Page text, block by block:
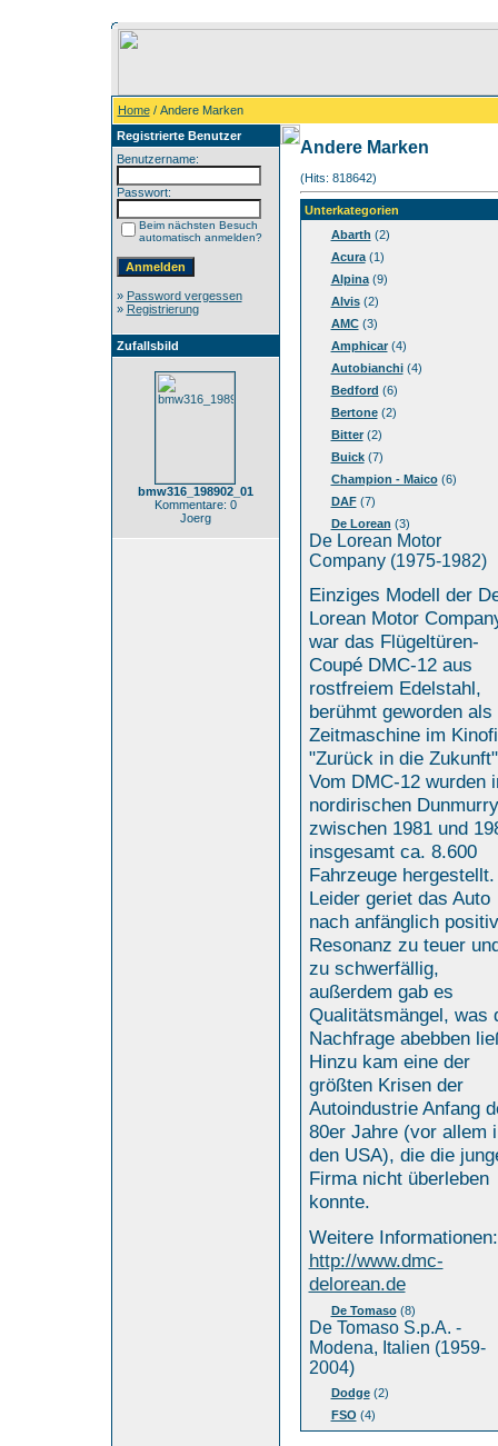
Home/ Andere Marken
Registrierte Benutzer
Benutzername:
Passwort:
Beim nächsten Besuch
automatisch anmelden?
» Password vergessen
» Registrierung
Zufallsbild
bmw316_198902_01
Kommentare: 0
Joerg
Andere Marken
(Hits: 818642)
Unterkategorien
Abarth (2)
Acura(1)
Alpina(9)
Alvis(2)
AMC(3)
Amphicar(4)
Autobianchi(4)
Bedford (6)
Bertone(2)
Bitter(2)
Buick(7)
Champion - Maico(6)
DAF(7)
De Lorean (3)
De Lorean Motor
Company (1975-1982)
Einziges Modell der
Lorean Motor
war das Flügeltüren-
Coupé DMC-12 aus
rostfreiem Edelstahl,
berühmt geworden als
Zeitmaschine im
"Zurück in die
Vom DMC-12 wurden
nordirischen Dunmurry
zwischen 1981 und
insgesamt ca. 8.600
Fahrzeuge hergestellt.
Leider geriet das Auto
nach anfänglich
Resonanz zu teuer
zu schwerfällig,
außerdem gab es
Qualitätsmängel, was
Nachfrage abebben
Hinzu kam eine der
größten Krisen der
Autoindustrie Anfang
80er Jahre (vor allem
den USA), die die
Firma nicht überleben
konnte.
Weitere Informationen:
http://www.dmc-
delorean.de
De Tomaso(8)
De Tomaso S.p.A. -
Modena, Italien (1959-
2004)
Dodge(2)
FSO (4)